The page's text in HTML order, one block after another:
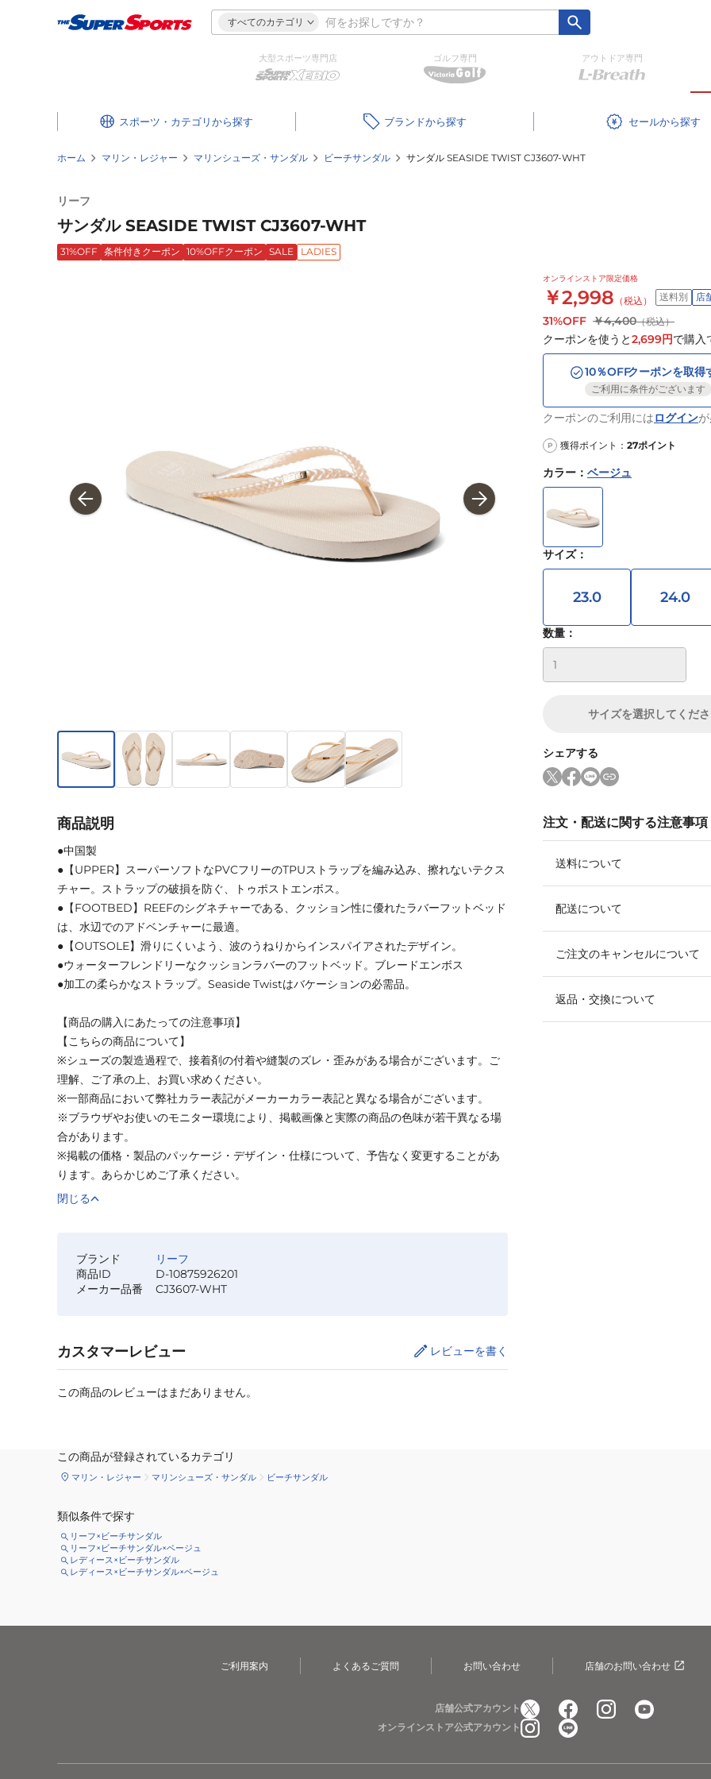
すべてのカテゴリ
大型スポーツ専門店 ゴルフ専門 アウトドア専門
スポーツ・カテゴリ ブランド セール
ホーム マリン・レジャー マリンシューズ・サンダル ビーチサンダル サンダル SEASIDE TWIST CJ3607-WHT
リーフ
サンダル SEASIDE TWIST CJ3607-WHT
31%OFF 条件付きクーポン 10%OFFクーポン SALE LADIES
オンラインストア限定価格
￥2,998 （税込） 送料別 店
31%OFF ￥4,400（税込）
クーポンを使うと2,699円で購入
10％OFFクーポンを取得
ご利用に条件がございます
クーポンのご利用にはログイン
P 獲得ポイント： 27ポイント
カラー ： ベージュ
サイズ：
23.0 24.0
数量：
サイズを選択してくだ
シェアする
注文・配送に関する注意事項
送料について
配送について
ご注文のキャンセルについて
返品・交換について
商品説明
●中国製
●【UPPER】スーパーソフトなPVCフリーのTPUストラップを編み込み、擦れないテクス
チャー。ストラップの破損を防ぐ、トゥポストエンボス。
●【FOOTBED】REEFのシグネチャーである、クッション性に優れたラバーフットベッド
は、水辺でのアドベンチャーに最適。
●【OUTSOLE】滑りにくいよう、波のうねりからインスパイアされたデザイン。
●ウォーターフレンドリーなクッションラバーのフットベッド。ブレードエンボス
●加工の柔らかなストラップ。Seaside Twistはバケーションの必需品。
【商品の購入にあたっての注意事項】
【こちらの商品について】
※シューズの製造過程で、接着剤の付着や縫製のズレ・歪みがある場合がございます。ご
理解、ご了承の上、お買い求めください。
※一部商品において弊社カラー表記がメーカーカラー表記と異なる場合がございます。
※ブラウザやお使いのモニター環境により、掲載画像と実際の商品の色味が若干異なる場
合があります。
※掲載の価格・製品のパッケージ・デザイン・仕様について、予告なく変更することがあ
ります。あらかじめご了承ください。
閉じる
ブランド
リーフ
商品ID
D-10875926201
メーカー品番
CJ3607-WHT
カスタマーレビュー レビューを書く
この商品のレビューはまだありません。
この商品が登録されているカテゴリ
マリン・レジャー マリンシューズ・サンダル ビーチサンダル
類似条件で探す
リーフ×ビーチサンダル
リーフ×ビーチサンダル×ベージュ
レディース×ビーチサンダル
レディース×ビーチサンダル×ベージュ
ご利用案内 よくあるご質問 お問い合わせ 店舗のお問い合わせ
店舗公式アカウント
オンラインストア公式アカウント